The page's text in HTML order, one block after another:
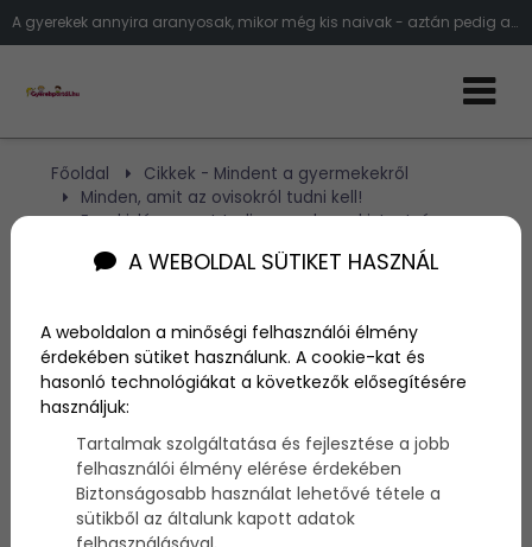
A gyerekek annyira aranyosak, mikor még kis naivak - aztán pedig a reakciójukon döbbenünk meg, mikor rájönnek - vagy elmondunk n
Főoldal
Cikkek - Mindent a gyermekekről
Minden, amit az ovisokról tudni kell!
Ez a kislány most tudja meg, hogy kistestvére
Ez a kislány most tudja
meg, hogy kistestvére
egyszer fel fog nőni -
szívbemarkoló!
Szerző:admin
A WEBOLDAL SÜTIKET HASZNÁL
A weboldalon a minőségi felhasználói élmény
érdekében sütiket használunk. A cookie-kat és
hasonló technológiákat a következők elősegítésére
használjuk:
Tartalmak szolgáltatása és fejlesztése a jobb
felhasználói élmény elérése érdekében
Biztonságosabb használat lehetővé tétele a
sütikből az általunk kapott adatok